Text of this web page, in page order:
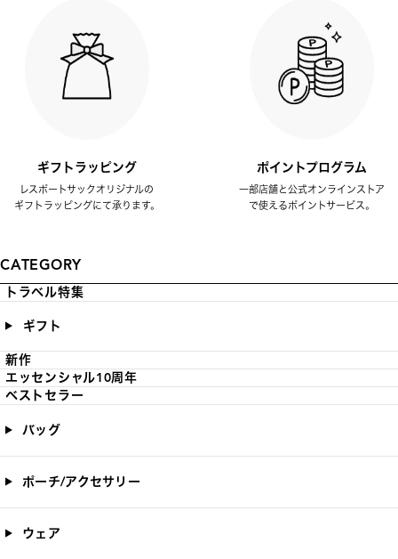
ギフトラッピング
レスポートサックオリジナルの
ギフトラッピングにて承ります。
ポイントプログラム
一部店舗と公式オンラインストア
で使えるポイントサービス。
CATEGORY
トラベル特集
ギフト
新作
エッセンシャル10周年
ベストセラー
バッグ
ポーチ/アクセサリー
ウェア